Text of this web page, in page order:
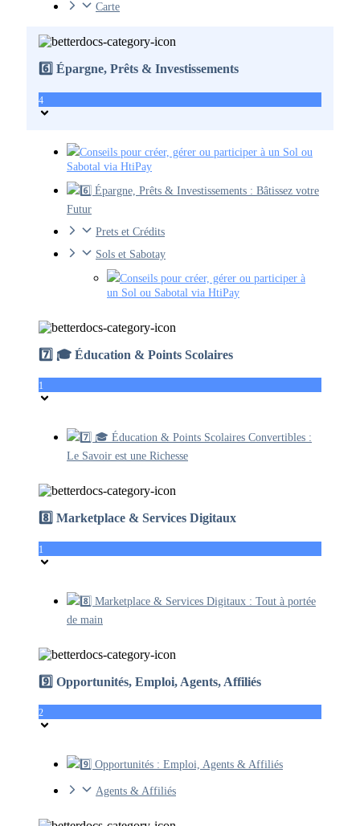
Carte
6️⃣ Épargne, Prêts & Investissements
4
Conseils pour créer, gérer ou participer à un Sol ou
Sabotal via HtiPay
6️⃣ Épargne, Prêts & Investissements : Bâtissez votre
Futur
Prets et Crédits
Sols et Sabotay
Conseils pour créer, gérer ou participer à
un Sol ou Sabotal via HtiPay
7️⃣ 🎓 Éducation & Points Scolaires
1
7️⃣ 🎓 Éducation & Points Scolaires Convertibles :
Le Savoir est une Richesse
8️⃣ Marketplace & Services Digitaux
1
8️⃣ Marketplace & Services Digitaux : Tout à portée
de main
9️⃣ Opportunités, Emploi, Agents, Affiliés
2
9️⃣ Opportunités : Emploi, Agents & Affiliés
Agents & Affiliés